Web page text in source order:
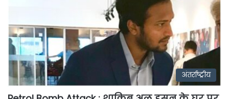
अंतर्राष्ट्रीय